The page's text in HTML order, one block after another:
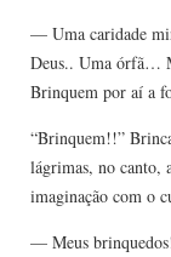
— Uma caridade
Deus.. Uma órfã…
Brinquem por aí a
“Brinquem!!”
lágrimas, no canto,
imaginação com o
— Meus